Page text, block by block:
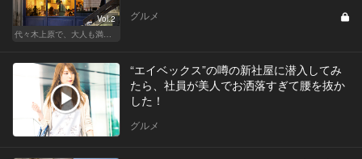
Vol.2
代々木上原で、大人も満足な“映える”デート
グルメ
“エイベックス”の噂の新社屋に潜入してみ
たら、社員が美人でお洒落すぎて腰を抜か
した！
グルメ